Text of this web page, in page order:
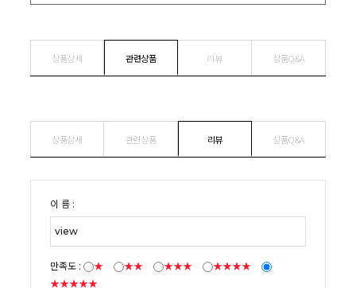
상품상세 관련상품 리뷰 상품Q&A
상품상세 관련상품 리뷰 상품Q&A
이 름 :
만족도 : ★ ★★ ★★★
★★★★
★★★★★